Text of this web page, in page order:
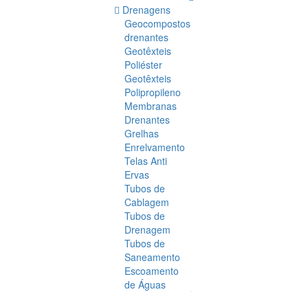
Drenagens
Geocompostos
drenantes
Geotêxteis
Poliéster
Geotêxteis
Polipropileno
Membranas
Drenantes
Grelhas
Enrelvamento
Telas Anti
Ervas
Tubos de
Cablagem
Tubos de
Drenagem
Tubos de
Saneamento
Escoamento
de Águas